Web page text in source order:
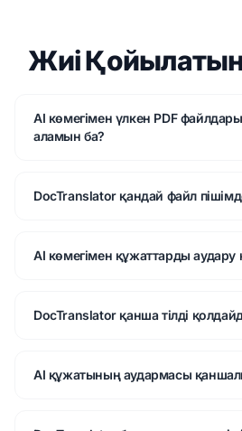
Жиі
AI көмегімен үлкен PDF
аламын ба?
DocTranslator қандай файл
AI көмегімен құжаттарды
DocTranslator қанша тілді
AI құжатының аудармасы